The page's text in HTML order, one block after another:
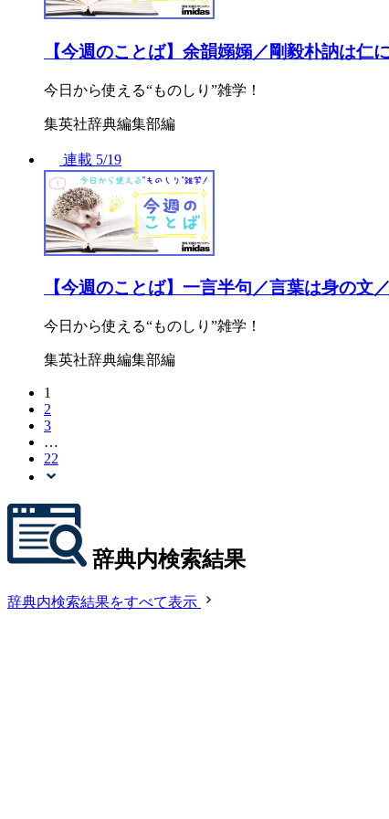
【今週のことば】余韻嫋嫋／剛毅朴訥は仁
今日から使える“ものしり”雑学！
集英社辞典編集部編
連載 5/19
【今週のことば】一言半句／言葉は身の文
今日から使える“ものしり”雑学！
集英社辞典編集部編
1
2
3
…
22
辞典内検索結果
辞典内検索結果をすべて表示